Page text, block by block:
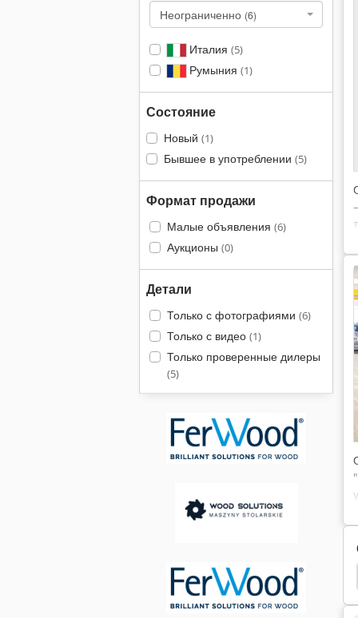
Неограниченно (6)
Италия (5)
Румыния (1)
Состояние
Новый (1)
Бывшее в употреблении (5)
Формат продажи
Малые объявления (6)
Аукционы (0)
Детали
Только с фотографиями (6)
Только с видео (1)
Только проверенные дилеры
(5)
Кромкооблицовочный Станок Homag Kal 310